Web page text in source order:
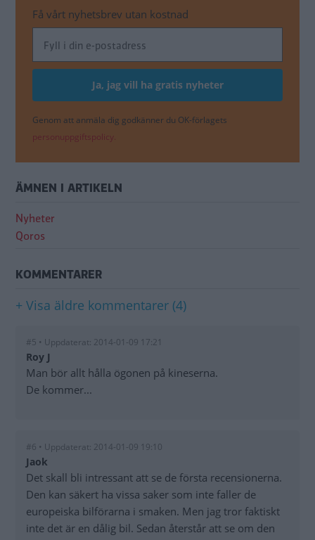
Få vårt nyhetsbrev utan kostnad
Genom att anmäla dig godkänner du OK-förlagets
personuppgiftspolicy.
ÄMNEN I ARTIKELN
Nyheter
Qoros
KOMMENTARER
+ Visa äldre kommentarer (4)
#5 • Uppdaterat: 2014-01-09 17:21
Roy J
Man bör allt hålla ögonen på kineserna.
De kommer...
#6 • Uppdaterat: 2014-01-09 19:10
Jaok
Det skall bli intressant att se de första recensionerna.
Den kan säkert ha vissa saker som inte faller de
europeiska bilförarna i smaken. Men jag tror faktiskt
inte det är en dålig bil. Sedan återstår att se om den